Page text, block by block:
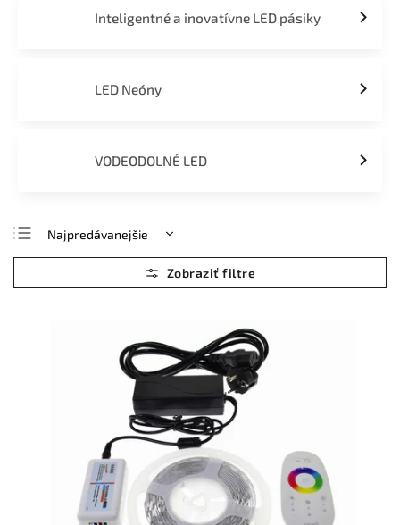
Inteligentné a inovatívne LED pásiky
LED Neóny
VODEODOLNÉ LED
Najpredávanejšie
Najlacnejšie
Najdrahšie